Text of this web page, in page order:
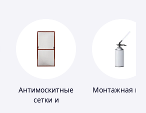
Антимоскитные
сетки и
Монтажная